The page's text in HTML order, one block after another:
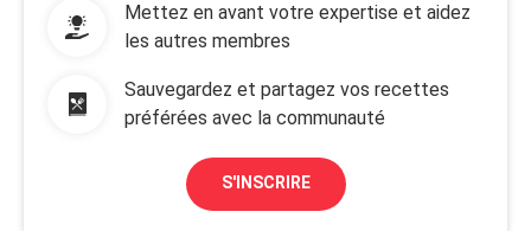
Mettez en avant votre expertise et aidez
les autres membres
Sauvegardez et partagez vos recettes
préférées avec la communauté
S'INSCRIRE